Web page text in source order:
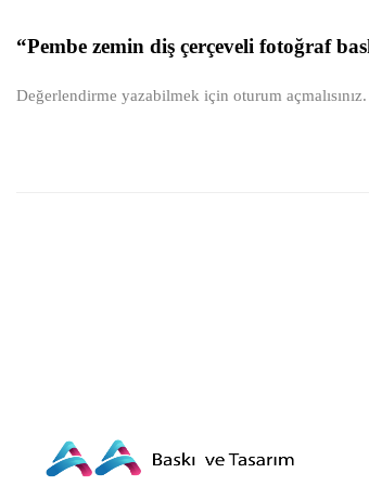
“Pembe zemin diş çerçeveli fotoğraf
Değerlendirme yazabilmek için oturum açmalısınız.